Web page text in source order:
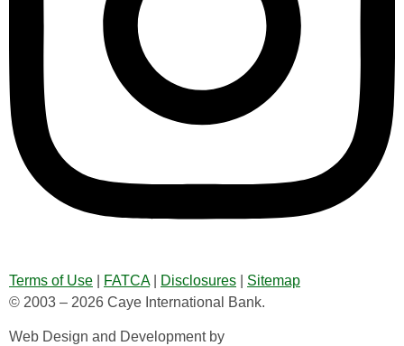
Terms of Use FATCA| Disclosures
Sitemap
© 2003 – 2026 Caye International Bank.
Web Design and Development by